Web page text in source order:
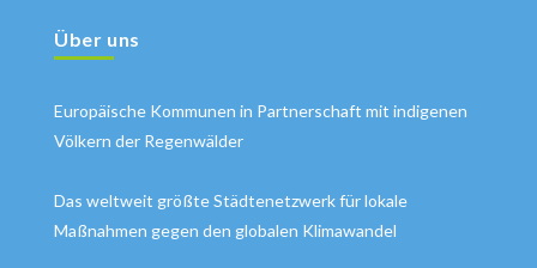
Über uns
Europäische Kommunen in Partnerschaft mit indigenen
Völkern der Regenwälder
Das weltweit größte Städtenetzwerk für lokale
Maßnahmen gegen den globalen Klimawandel